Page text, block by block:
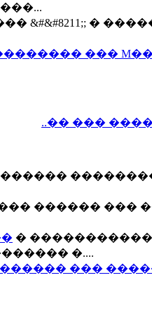
&#&#8211;; �
���
..�� ���
������ ���
�
�....
���